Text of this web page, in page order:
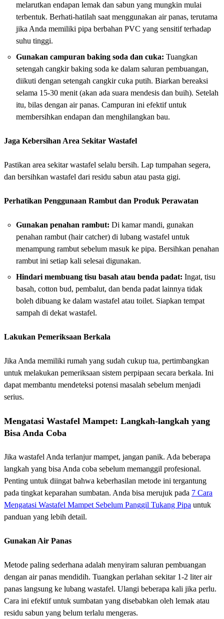
melarutkan endapan lemak dan sabun yang mungkin mulai
terbentuk. Berhati-hatilah saat menggunakan air panas, terutama
jika Anda memiliki pipa berbahan PVC yang sensitif terhadap
suhu tinggi.
Gunakan campuran baking soda dan cuka: Tuangkan
setengah cangkir baking soda ke dalam saluran pembuangan,
diikuti dengan setengah cangkir cuka putih. Biarkan bereaksi
selama 15-30 menit (akan ada suara mendesis dan buih). Setelah
itu, bilas dengan air panas. Campuran ini efektif untuk
membersihkan endapan dan menghilangkan bau.
Jaga Kebersihan Area Sekitar Wastafel
Pastikan area sekitar wastafel selalu bersih. Lap tumpahan segera,
dan bersihkan wastafel dari residu sabun atau pasta gigi.
Perhatikan Penggunaan Rambut dan Produk Perawatan
Gunakan penahan rambut: Di kamar mandi, gunakan
penahan rambut (hair catcher) di lubang wastafel untuk
menampung rambut sebelum masuk ke pipa. Bersihkan penahan
rambut ini setiap kali selesai digunakan.
Hindari membuang tisu basah atau benda padat: Ingat, tisu
basah, cotton bud, pembalut, dan benda padat lainnya tidak
boleh dibuang ke dalam wastafel atau toilet. Siapkan tempat
sampah di dekat wastafel.
Lakukan Pemeriksaan Berkala
Jika Anda memiliki rumah yang sudah cukup tua, pertimbangkan
untuk melakukan pemeriksaan sistem perpipaan secara berkala. Ini
dapat membantu mendeteksi potensi masalah sebelum menjadi
serius.
Mengatasi Wastafel Mampet: Langkah-langkah yang
Bisa Anda Coba
Jika wastafel Anda terlanjur mampet, jangan panik. Ada beberapa
langkah yang bisa Anda coba sebelum memanggil profesional.
Penting untuk diingat bahwa keberhasilan metode ini tergantung
pada tingkat keparahan sumbatan. Anda bisa merujuk pada 7 Cara
Mengatasi Wastafel Mampet Sebelum Panggil Tukang Pipa untuk
panduan yang lebih detail.
Gunakan Air Panas
Metode paling sederhana adalah menyiram saluran pembuangan
dengan air panas mendidih. Tuangkan perlahan sekitar 1-2 liter air
panas langsung ke lubang wastafel. Ulangi beberapa kali jika perlu.
Cara ini efektif untuk sumbatan yang disebabkan oleh lemak atau
residu sabun yang belum terlalu mengeras.